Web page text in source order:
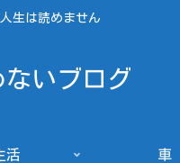
生は読めません
ないブログ
活 車